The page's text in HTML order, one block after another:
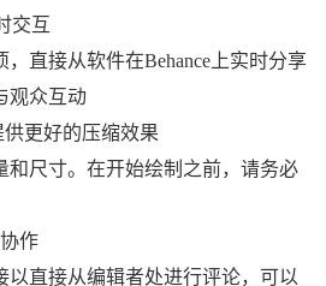
交互
直接从软件在Behance上实时分享
观众互动
更好的压缩效果
和尺寸。在开始绘制之前，请务必
作
以直接从编辑者处进行评论，可以